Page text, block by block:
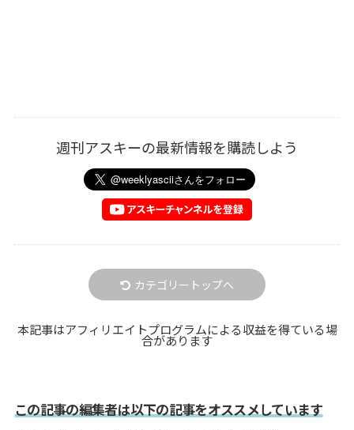
週刊アスキーの最新情報を購読しよう
カテゴリートップへ
本記事はアフィリエイトプログラムによる収益を得ている場
合があります
この記事の編集者は以下の記事をオススメしています